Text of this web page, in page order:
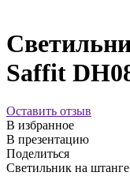
Saffit
Оставить отзыв
В избранное
В презентацию
Поделиться
Светильник на